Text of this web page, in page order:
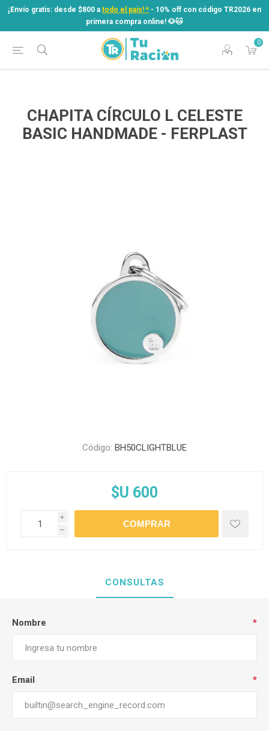
¡Envío gratis: desde $800 a todo el país! * - 10% off con código TR2026 en
primera compra online! ​🐶​🐱
0
¡Envío gratis: desde $800 atodo el país! *
- 10% off con código TR2026 en
primera compra online! ​🐶​🐱
CHAPITA CÍRCULO L CELESTE
BASIC HANDMADE - FERPLAST
Código: BH50CLIGHTBLUE
$U 600
i
h
CONSULTAS
Nombre *
Email *